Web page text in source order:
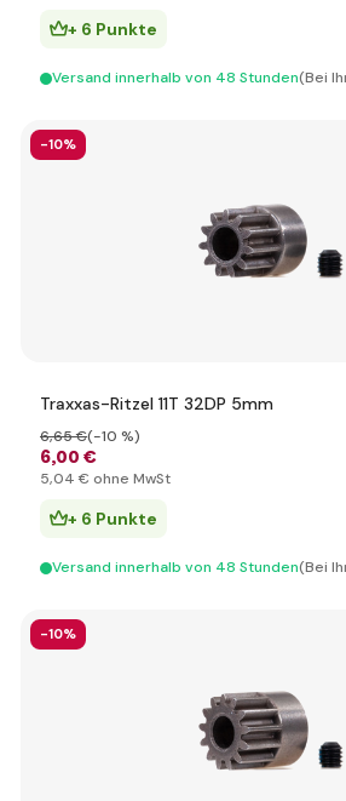
+ 6 Punkte
Versand innerhalb von 48 Stunden(Bei
-10%
Traxxas-Ritzel 11T 32DP 5mm
6,00 €
6,65 €(-10 %)
5,04 € ohne MwSt
+ 6 Punkte
Versand innerhalb von 48 Stunden(Bei
-10%